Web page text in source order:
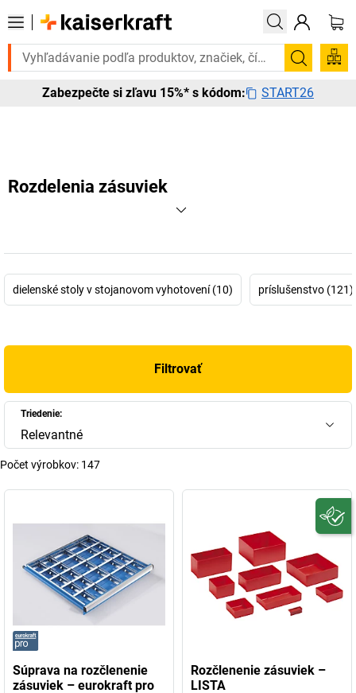
to urgentne? Vybrané bestsellery doručíme do 72 hodín. Objavte
Zabezpečte si zľavu 15%* s kódom: START26
Rozdelenia zásuviek
dielenské stoly v stojanovom vyhotovení (10) príslušenstvo (121)
Filtrovať
Triedenie:
Relevantné
Počet výrobkov: 147
Súprava na rozčlenenie
zásuviek – eurokraft pro
Rozčlenenie zásuviek –
LISTA